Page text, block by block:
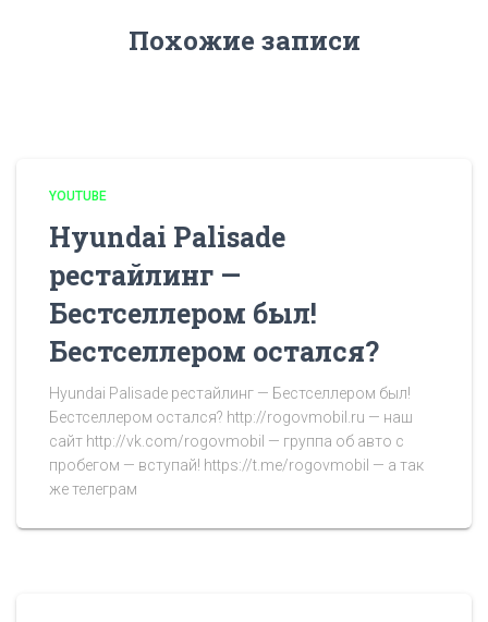
Похожие записи
YOUTUBE
Hyundai Palisade
рестайлинг —
Бестселлером был!
Бестселлером остался?
Hyundai Palisade рестайлинг — Бестселлером был!
Бестселлером остался? http://rogovmobil.ru — наш
сайт http://vk.com/rogovmobil — группа об авто с
пробегом — вступай! https://t.me/rogovmobil — а так
же телеграм